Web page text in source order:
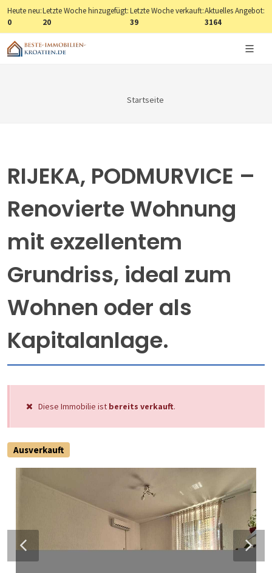
Heute neu:
0
Letzte Woche hinzugefügt:
20
Letzte Woche verkauft:
39
Aktuelles Angebot:
3164
Startseite
RIJEKA, PODMURVICE –
Renovierte Wohnung
mit exzellentem
Grundriss, ideal zum
Wohnen oder als
Kapitalanlage.
Diese Immobilie ist bereits verkauft.
Ausverkauft